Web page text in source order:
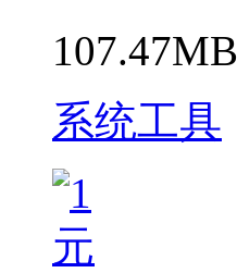
107.47MB
系统工具